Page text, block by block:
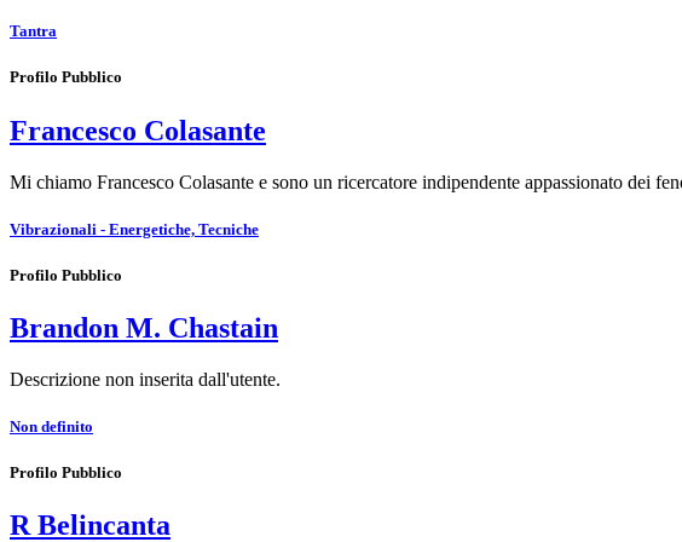
Tantra
Profilo Pubblico
Francesco Colasante
Mi chiamo Francesco Colasante e sono un ricercatore indipendente appassionato dei
Vibrazionali - Energetiche, Tecniche
Profilo Pubblico
Brandon M. Chastain
Descrizione non inserita dall'utente.
Non definito
Profilo Pubblico
R Belincanta